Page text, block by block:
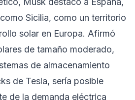
Sicilia, como un territorio
solar en Europa. Afirmó
de tamaño moderado,
de almacenamiento
de Tesla, sería posible
de la demanda eléctrica